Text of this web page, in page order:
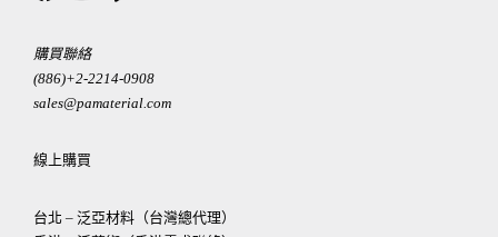
購買聯絡
(886)+2-2214-0908
sales@pamaterial.com
線上購買
台北 – 泛亞材料（台灣總代理）